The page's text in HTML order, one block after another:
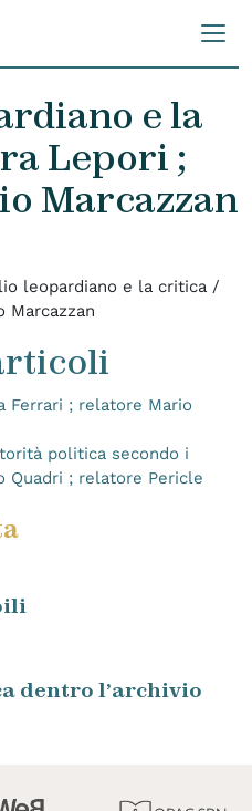
e la
Lepori ;
Marcazzan
leopardiano e la critica /
Marcazzan
Ferrari ; relatore Mario
politica secondo i
Quadri ; relatore Pericle
dentro l’archivio